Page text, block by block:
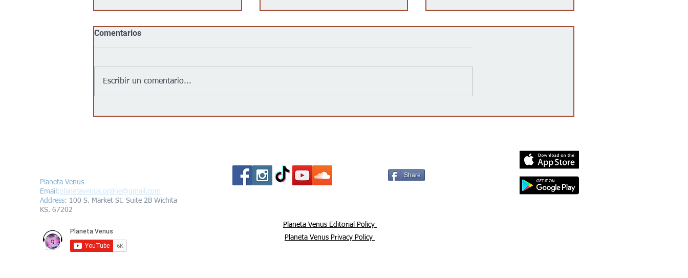
Comentarios
Escribir un comentario...
Planeta Venus
Email:planetavenus.online@gmail.com
Address: 100 S. Market St. Suite 2B Wichita
KS. 67202
Share
Planeta Venus Privacy Policy
Planeta Venus Editorial Policy